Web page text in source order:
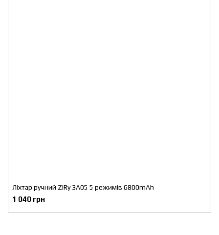
Ліхтар ручний ZiRy 3A05 5 режимів 6800mAh
1 040 грн